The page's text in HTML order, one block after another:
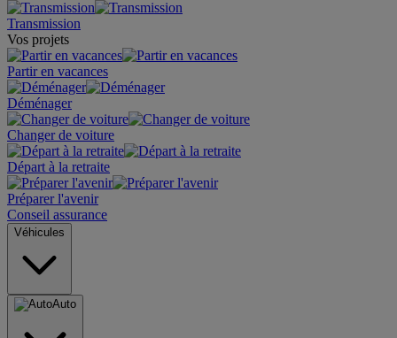
Transmission
Vos projets
Partir en vacances
Déménager
Changer de voiture
Départ à la retraite
Préparer l'avenir
Conseil assurance
Véhicules
Auto